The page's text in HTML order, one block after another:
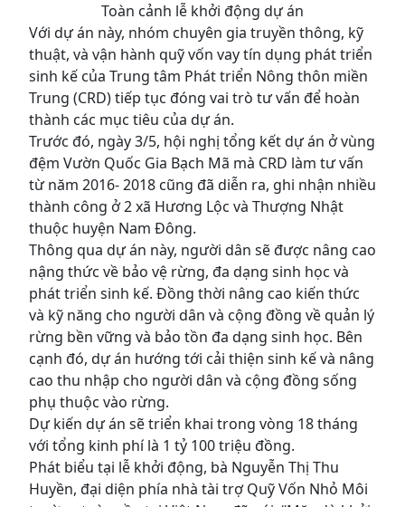
Toàn cảnh lễ khởi động dự án
Với dự án này, nhóm chuyên gia truyền thông, kỹ
thuật, và vận hành quỹ vốn vay tín dụng phát triển
sinh kế của Trung tâm Phát triển Nông thôn miền
Trung (CRD) tiếp tục đóng vai trò tư vấn để hoàn
thành các mục tiêu của dự án.
Trước đó, ngày 3/5, hội nghị tổng kết dự án ở vùng
đệm Vườn Quốc Gia Bạch Mã mà CRD làm tư vấn
từ năm 2016- 2018 cũng đã diễn ra, ghi nhận nhiều
thành công ở 2 xã Hương Lộc và Thượng Nhật
thuộc huyện Nam Đông.
Thông qua dự án này, người dân sẽ được nâng cao
nậng thức về bảo vệ rừng, đa dạng sinh học và
phát triển sinh kế. Đồng thời nâng cao kiến thức
và kỹ năng cho người dân và cộng đồng về quản lý
rừng bền vững và bảo tồn đa dạng sinh học. Bên
cạnh đó, dự án hướng tới cải thiện sinh kế và nâng
cao thu nhập cho người dân và cộng đồng sống
phụ thuộc vào rừng.
Dự kiến dự án sẽ triển khai trong vòng 18 tháng
với tổng kinh phí là 1 tỷ 100 triệu đồng.
Phát biểu tại lễ khởi động, bà Nguyễn Thị Thu
Huyền, đại diện phía nhà tài trợ Quỹ Vốn Nhỏ Môi